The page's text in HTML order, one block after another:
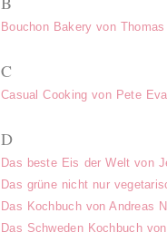
Bouchon Bakery von
C
Casual Cooking von Pete
D
Das beste Eis der Welt von
Das grüne nicht nur
Das Kochbuch von Andreas
Das Schweden Kochbuch